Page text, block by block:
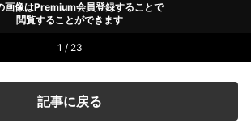
画像はPremium会員登録することで
閲覧することができます
1 / 23
記事に戻る